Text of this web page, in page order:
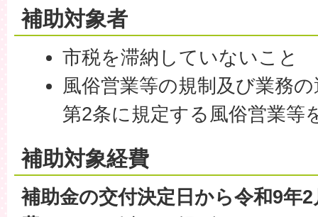
補助対象者
市税を滞納していないこと
風俗営業等の規制及び業務
第2条に規定する風俗営業等
補助対象経費
補助金の交付決定日から令和9年